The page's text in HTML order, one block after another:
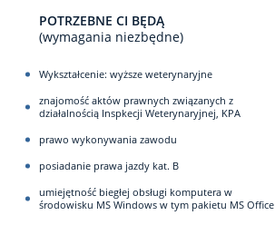
POTRZEBNE CI BĘDĄ
(wymagania niezbędne)
Wykształcenie: wyższe weterynaryjne
znajomość aktów prawnych związanych z
działalnością Inspkecji Weterynaryjnej, KPA
prawo wykonywania zawodu
posiadanie prawa jazdy kat. B
umiejętność biegłej obsługi komputera w
środowisku MS Windows w tym pakietu MS Office